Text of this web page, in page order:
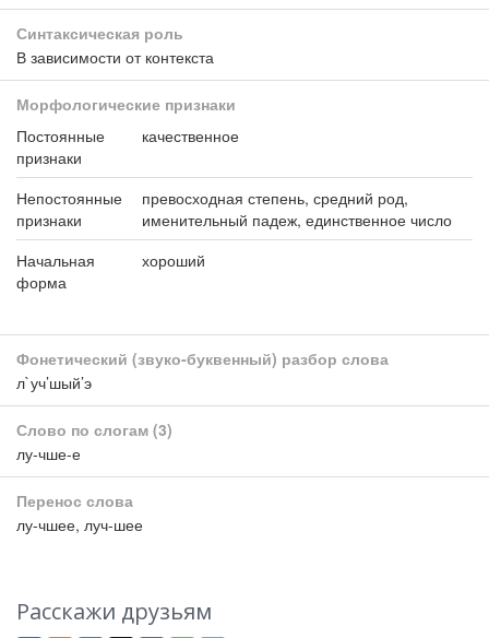
Синтаксическая роль
В зависимости от контекста
Морфологические признаки
Постоянные
признаки
качественное
Непостоянные
признаки
превосходная степень, средний род,
именительный падеж, единственное число
Начальная
форма
хороший
Фонетический (звуко-буквенный) разбор слова
л`уч’шый’э
Слово по слогам (3)
лу-чше-е
Перенос слова
лу-чшее, луч-шее
Расскажи друзьям